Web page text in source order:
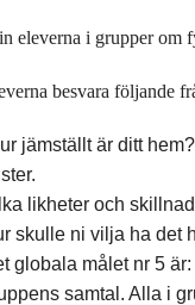
eleverna i grupper om
besvara följande
jämställt är ditt
likheter och
skulle ni vilja ha det
globala målet nr 5
samtal. Alla i